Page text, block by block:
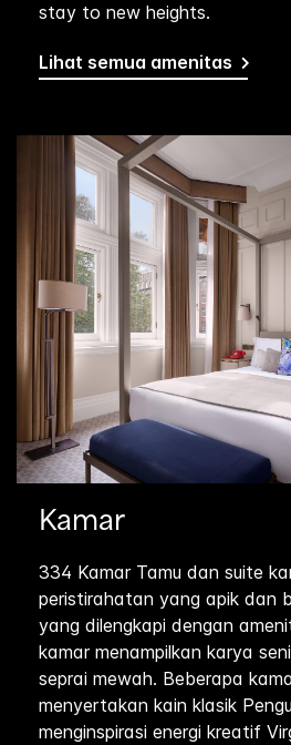
stay to new heights.
Lihat semua amenitas
Kamar
334 Kamar Tamu dan suite
peristirahatan yang apik dan
yang dilengkapi dengan
kamar menampilkan karya
seprai mewah. Beberapa
menyertakan kain klasik
menginspirasi energi kreatif